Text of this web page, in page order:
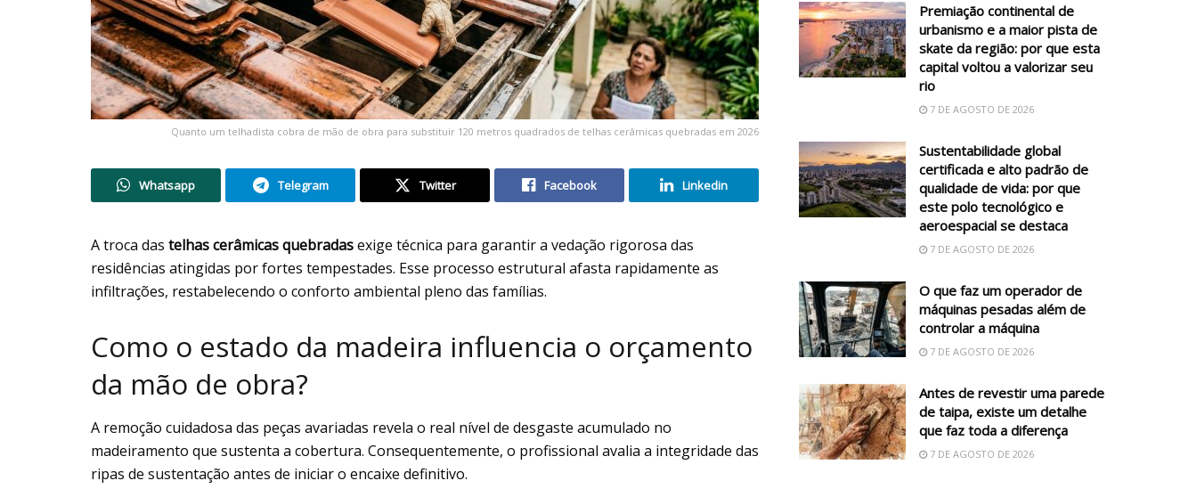
Quanto um telhadista cobra de mão de obra para substituir 120 metros quadrados de telhas cerâmicas quebradas em 2026
Whatsapp Telegram Twitter Facebook Linkedin
A troca das telhas cerâmicas quebradasexige técnica para garantir a vedação rigorosa das
residências atingidas por fortes tempestades. Esse processo estrutural afasta rapidamente as
infiltrações, restabelecendo o conforto ambiental pleno das famílias.
Como o estado da madeira influencia o orçamento
da mão de obra?
A remoção cuidadosa das peças avariadas revela o real nível de desgaste acumulado no
madeiramento que sustenta a cobertura. Consequentemente, o profissional avalia a integridade das
ripas de sustentação antes de iniciar o encaixe definitivo.
Premiação continental de
urbanismo e a maior pista de
skate da região: por que esta
capital voltou a valorizar seu
rio
7 DE AGOSTO DE 2026
Sustentabilidade global
certificada e alto padrão de
qualidade de vida: por que
este polo tecnológico e
aeroespacial se destaca
7 DE AGOSTO DE 2026
O que faz um operador de
máquinas pesadas além de
controlar a máquina
7 DE AGOSTO DE 2026
Antes de revestir uma parede
de taipa, existe um detalhe
que faz toda a diferença
7 DE AGOSTO DE 2026